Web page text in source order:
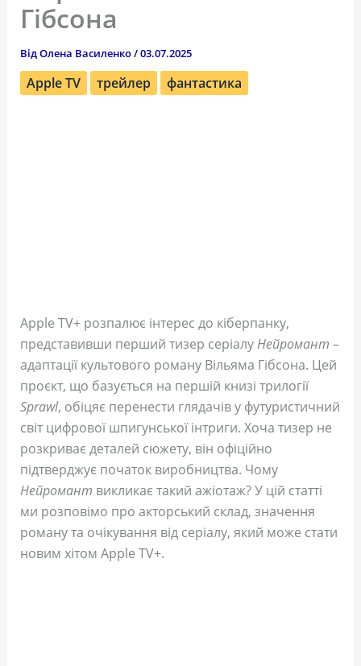
Гібсона
ВідОлена Василенко/03.07.2025
Apple TV трейлер фантастика
Apple TV+ розпалює інтерес до кіберпанку,
представивши перший тизер серіалуНейромант –
адаптації культового роману Вільяма Гібсона. Цей
проєкт, що базується на першій книзі трилогії
Sprawl, обіцяє перенести глядачів у футуристичний
світ цифрової шпигунської інтриги. Хоча тизер не
розкриває деталей сюжету, він офіційно
підтверджує початок виробництва. Чому
Нейромант викликає такий ажіотаж? У цій статті
ми розповімо про акторський склад, значення
роману та очікування від серіалу, який може стати
новим хітом Apple TV+.